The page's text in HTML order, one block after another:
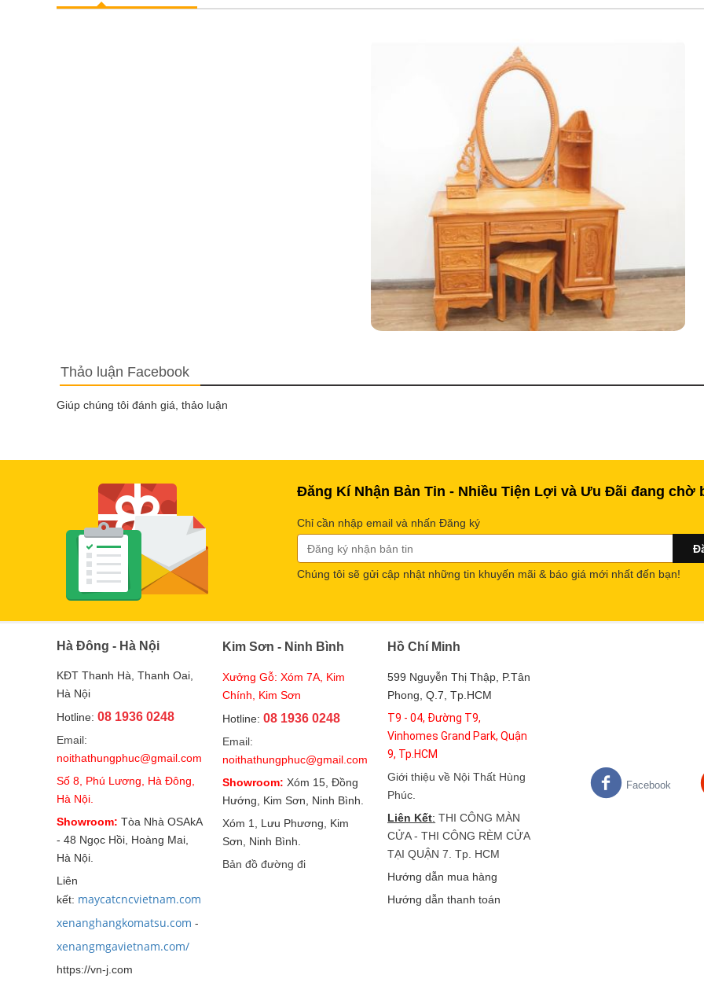
Thảo luận Facebook
Giúp chúng tôi đánh giá, thảo luận
Đăng Kí Nhận Bản Tin - Nhiều Tiện Lợi và Ưu Đãi đang chờ
Chỉ cần nhập email và nhấn Đăng ký
Chúng tôi sẽ gửi cập nhật những tin khuyến mãi & báo giá mới nhất đến bạn!
Hà Đông - Hà Nội
KĐT Thanh Hà, Thanh Oai,
Hà Nội
Hotline: 08 1936 0248
Email:
noithathungphuc@gmail.com
Số 8, Phú Lương, Hà Đông,
Hà Nội.
Showroom: Tòa Nhà OSAkA
- 48 Ngọc Hồi, Hoàng Mai,
Hà Nội.
Liên
kết: maycatcncvietnam.com
xenanghangkomatsu.com -
xenangmgavietnam.com/
https://vn-j.com
Kim Sơn - Ninh Bình
Xưởng Gỗ: Xóm 7A, Kim
Chính, Kim Sơn
Hotline: 08 1936 0248
Email:
noithathungphuc@gmail.com
Showroom: Xóm 15, Đồng
Hướng, Kim Sơn, Ninh Bình.
Xóm 1, Lưu Phương, Kim
Sơn, Ninh Bình.
Bản đồ đường đi
Hồ Chí Minh
599 Nguyễn Thị Thập, P.Tân
Phong, Q.7, Tp.HCM
T9 - 04, Đường T9,
Vinhomes Grand Park, Quận
9, Tp.HCM
Giới thiệu về Nội Thất Hùng
Phúc
Liên Kết: THI CÔNG MÀN
CỬA - THI CÔNG RÈM CỬA
TẠI QUẬN 7. Tp. HCM
Hướng dẫn mua hàng
Hướng dẫn thanh toán
Facebook